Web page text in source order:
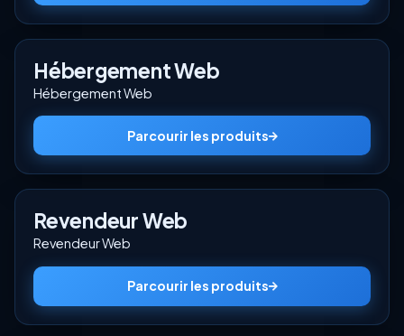
Hébergement Web
Hébergement Web
Parcourir les produits
Revendeur Web
Revendeur Web
Parcourir les produits